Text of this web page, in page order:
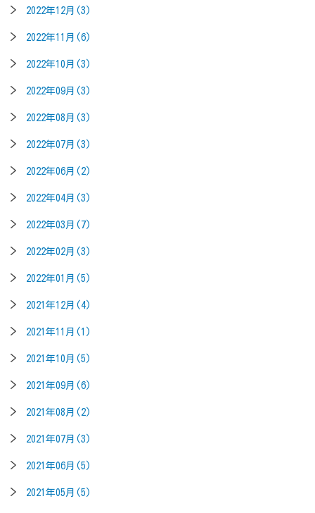
2022年12月(3)
2022年11月(6)
2022年10月(3)
2022年09月(3)
2022年08月(3)
2022年07月(3)
2022年06月(2)
2022年04月(3)
2022年03月(7)
2022年02月(3)
2022年01月(5)
2021年12月(4)
2021年11月(1)
2021年10月(5)
2021年09月(6)
2021年08月(2)
2021年07月(3)
2021年06月(5)
2021年05月(5)